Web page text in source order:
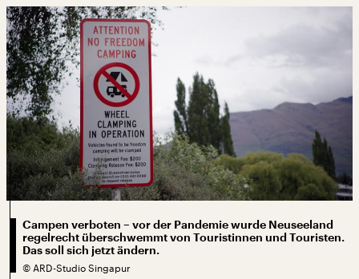
Campen verboten – vor der Pandemie wurde Neuseeland
regelrecht überschwemmt von Touristinnen und Touristen.
Das soll sich jetzt ändern.
© ARD-Studio Singapur